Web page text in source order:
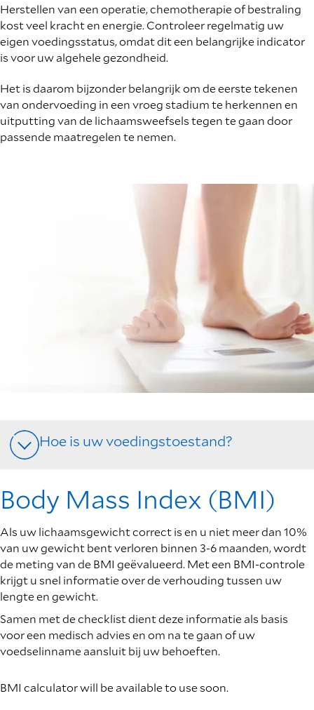
Herstellen van een operatie, chemotherapie of bestraling
kost veel kracht en energie. Controleer regelmatig uw
eigen voedingsstatus, omdat dit een belangrijke indicator
is voor uw algehele gezondheid.
Het is daarom bijzonder belangrijk om de eerste tekenen
van ondervoeding in een vroeg stadium te herkennen en
uitputting van de lichaamsweefsels tegen te gaan door
passende maatregelen te nemen.
Hoe is uw voedingstoestand?
Body Mass Index (BMI)
Als uw lichaamsgewicht correct is en u niet meer dan 10%
van uw gewicht bent verloren binnen 3-6 maanden, wordt
de meting van de BMI geëvalueerd. Met een BMI-controle
krijgt u snel informatie over de verhouding tussen uw
lengte en gewicht.
Samen met de checklist dient deze informatie als basis
voor een medisch advies en om na te gaan of uw
voedselinname aansluit bij uw behoeften.
BMI calculator will be available to use soon.